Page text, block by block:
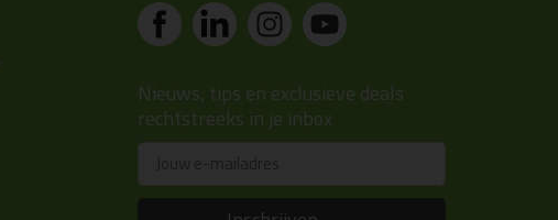
Nieuws, tips en exclusieve deals
rechtstreeks in je inbox